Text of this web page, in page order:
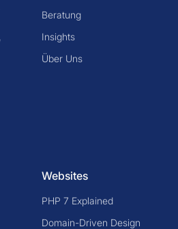
Beratung
Insights
Über Uns
Websites
PHP 7 Explained
Domain-Driven Design